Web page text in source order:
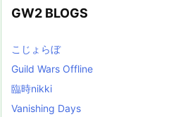
GW2 BLOGS
こじょらぼ
Guild Wars Offline
臨時nikki
Vanishing Days